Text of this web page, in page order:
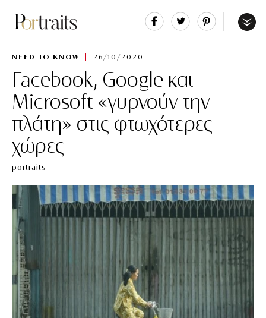
Share Tweet
NEED TO KNOW 26/10/2020
Facebook, Google και
Microsoft «γυρνούν την
πλάτη» στις φτωχότερες
χώρες
portraits